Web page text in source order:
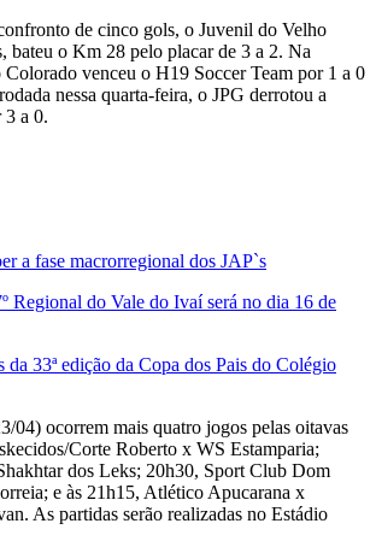
de cinco gols, o Juvenil do Velho
bateu o Km 28 pelo placar de 3 a 2. Na
Colorado venceu o H19 Soccer Team por 1 a 0
nessa quarta-feira, o JPG derrotou a
3 a 0.
a fase macrorregional dos JAP`s
Regional do Vale do Ivaí será no dia 16 de
da 33ª edição da Copa dos Pais do Colégio
04) ocorrem mais quatro jogos pelas oitavas
Corte Roberto x WS Estamparia;
dos Leks; 20h30, Sport Club Dom
e às 21h15, Atlético Apucarana x
As partidas serão realizadas no Estádio